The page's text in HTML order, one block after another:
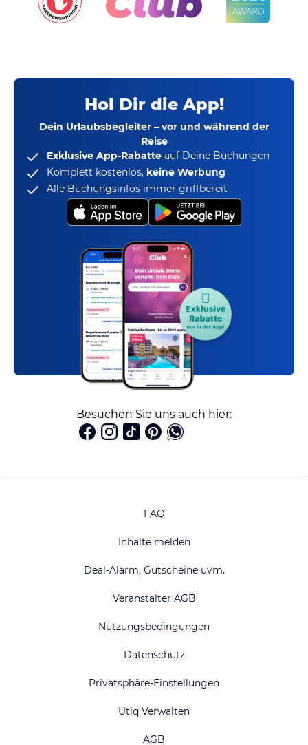
Hol Dir die App!
Dein Urlaubsbegleiter – vor und während der
Reise
Exklusive App-Rabatte auf Deine Buchungen
Komplett kostenlos, keine Werbung
Alle Buchungsinfos immer griffbereit
Besuchen Sie uns auch hier:
FAQ
Inhalte melden
Deal-Alarm, Gutscheine uvm.
Veranstalter AGB
Nutzungsbedingungen
Datenschutz
Privatsphäre-Einstellungen
Utiq Verwalten
AGB